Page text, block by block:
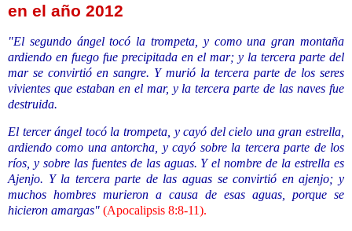
en el año 2012
"El segundo ángel tocó la trompeta, y como una gran montaña
ardiendo en fuego fue precipitada en el mar; y la tercera parte del
mar se convirtió en sangre. Y murió la tercera parte de los seres
vivientes que estaban en el mar, y la tercera parte de las naves fue
destruida.
El tercer ángel tocó la trompeta, y cayó del cielo una gran estrella,
ardiendo como una antorcha, y cayó sobre la tercera parte de los
ríos, y sobre las fuentes de las aguas. Y el nombre de la estrella es
Ajenjo. Y la tercera parte de las aguas se convirtió en ajenjo; y
muchos hombres murieron a causa de esas aguas, porque se
hicieron amargas" (Apocalipsis 8:8-11).